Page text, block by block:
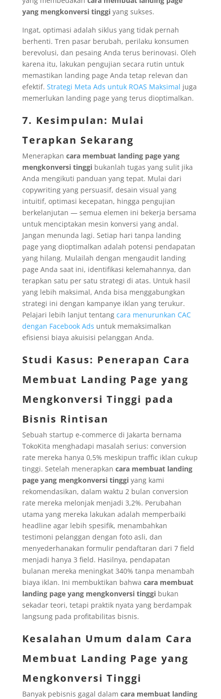
yang mengkonversi tinggiyang sukses.
Ingat, optimasi adalah siklus yang tidak pernah
berhenti. Tren pasar berubah, perilaku konsumen
berevolusi, dan pesaing Anda terus berinovasi. Oleh
karena itu, lakukan pengujian secara rutin untuk
memastikan landing page Anda tetap relevan dan
efektif. Strategi Meta Ads untuk ROAS Maksimal juga
memerlukan landing page yang terus dioptimalkan.
7. Kesimpulan: Mulai
Terapkan Sekarang
Menerapkan cara membuat landing page yang
mengkonversi tinggibukanlah tugas yang sulit jika
Anda mengikuti panduan yang tepat. Mulai dari
copywriting yang persuasif, desain visual yang
intuitif, optimasi kecepatan, hingga pengujian
berkelanjutan — semua elemen ini bekerja bersama
untuk menciptakan mesin konversi yang andal.
Jangan menunda lagi. Setiap hari tanpa landing
page yang dioptimalkan adalah potensi pendapatan
yang hilang. Mulailah dengan mengaudit landing
page Anda saat ini, identifikasi kelemahannya, dan
terapkan satu per satu strategi di atas. Untuk hasil
yang lebih maksimal, Anda bisa menggabungkan
strategi ini dengan kampanye iklan yang terukur.
Pelajari lebih lanjut tentang cara menurunkan CAC
dengan Facebook Ads untuk memaksimalkan
efisiensi biaya akuisisi pelanggan Anda.
Studi Kasus: Penerapan Cara
Membuat Landing Page yang
Mengkonversi Tinggi pada
Bisnis Rintisan
Sebuah startup e-commerce di Jakarta bernama
TokoKita menghadapi masalah serius: conversion
rate mereka hanya 0,5% meskipun traffic iklan cukup
tinggi. Setelah menerapkan cara membuat landing
page yang mengkonversi tinggiyang kami
rekomendasikan, dalam waktu 2 bulan conversion
rate mereka melonjak menjadi 3,2%. Perubahan
utama yang mereka lakukan adalah memperbaiki
headline agar lebih spesifik, menambahkan
testimoni pelanggan dengan foto asli, dan
menyederhanakan formulir pendaftaran dari 7 field
menjadi hanya 3 field. Hasilnya, pendapatan
bulanan mereka meningkat 340% tanpa menambah
biaya iklan. Ini membuktikan bahwa cara membuat
landing page yang mengkonversi tinggibukan
sekadar teori, tetapi praktik nyata yang berdampak
langsung pada profitabilitas bisnis.
Kesalahan Umum dalam Cara
Membuat Landing Page yang
Mengkonversi Tinggi
Banyak pebisnis gagal dalam cara membuat landing